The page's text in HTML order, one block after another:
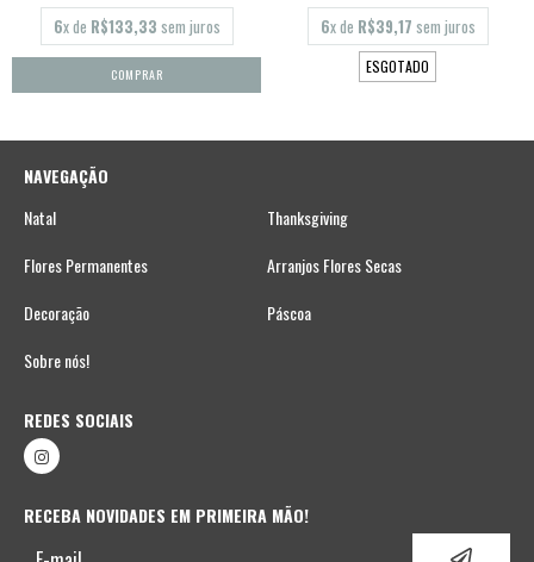
6x de R$133,33 sem juros 6x de R$39,17 sem juros
ESGOTADO
NAVEGAÇÃO
Natal
Thanksgiving
Flores Permanentes
Arranjos Flores Secas
Decoração
Páscoa
Sobre nós!
REDES SOCIAIS
RECEBA NOVIDADES EM PRIMEIRA MÃO!